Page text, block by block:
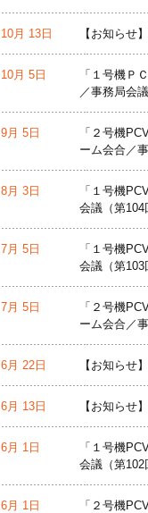
10月 13日 【お知らせ
10月 5日
「１号機Ｐ
／事務局会
9月 5日
「２号機
ーム会合／
8月 3日
「１号機
会議（第
7月 5日
「１号機
会議（第
7月 5日
「２号機
ーム会合／
6月 22日 【お知らせ
6月 13日 【お知らせ
6月 1日
「１号機
会議（第
6月 1日
「２号機